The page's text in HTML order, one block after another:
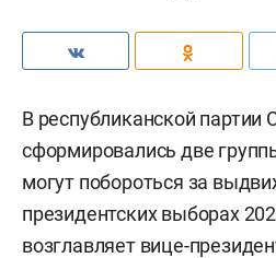
В республиканской
сформировались две
могут побороться за
президентских выборах
возглавляет вице-